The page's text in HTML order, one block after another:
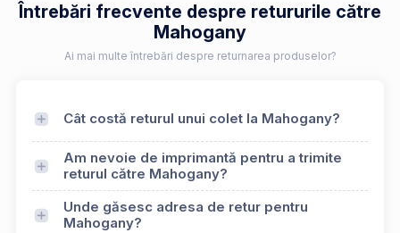
Întrebări frecvente despre retururile către
Mahogany
Ai mai multe întrebări despre returnarea produselor?
Cât costă returul unui colet la Mahogany?
Am nevoie de imprimantă pentru a trimite
returul către Mahogany?
Unde găsesc adresa de retur pentru
Mahogany?